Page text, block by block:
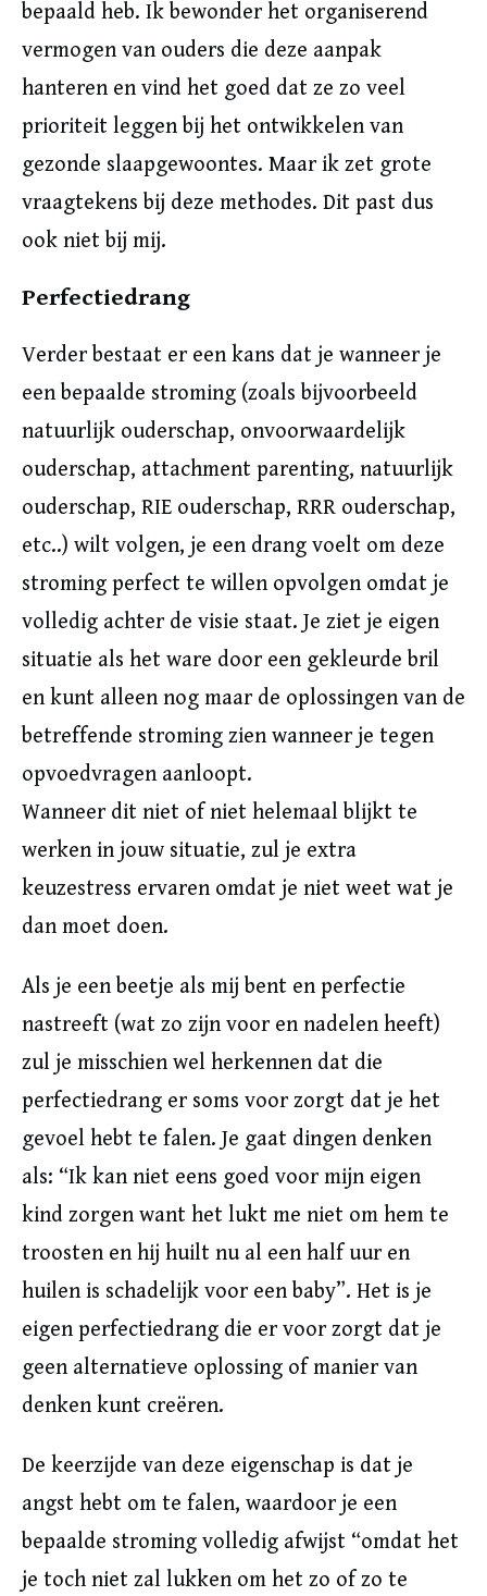
bepaald heb. Ik bewonder het organiserend
vermogen van ouders die deze aanpak
hanteren en vind het goed dat ze zo veel
prioriteit leggen bij het ontwikkelen van
gezonde slaapgewoontes. Maar ik zet grote
vraagtekens bij deze methodes. Dit past dus
ook niet bij mij.
Perfectiedrang
Verder bestaat er een kans dat je wanneer je
een bepaalde stroming (zoals bijvoorbeeld
natuurlijk ouderschap, onvoorwaardelijk
ouderschap, attachment parenting, natuurlijk
ouderschap, RIE ouderschap, RRR ouderschap,
etc..) wilt volgen, je een drang voelt om deze
stroming perfect te willen opvolgen omdat je
volledig achter de visie staat. Je ziet je eigen
situatie als het ware door een gekleurde bril
en kunt alleen nog maar de oplossingen van de
betreffende stroming zien wanneer je tegen
opvoedvragen aanloopt.
Wanneer dit niet of niet helemaal blijkt te
werken in jouw situatie, zul je extra
keuzestress ervaren omdat je niet weet wat je
dan moet doen.
Als je een beetje als mij bent en perfectie
nastreeft (wat zo zijn voor en nadelen heeft)
zul je misschien wel herkennen dat die
perfectiedrang er soms voor zorgt dat je het
gevoel hebt te falen. Je gaat dingen denken
als: “Ik kan niet eens goed voor mijn eigen
kind zorgen want het lukt me niet om hem te
troosten en hij huilt nu al een half uur en
huilen is schadelijk voor een baby”. Het is je
eigen perfectiedrang die er voor zorgt dat je
geen alternatieve oplossing of manier van
denken kunt creëren.
De keerzijde van deze eigenschap is dat je
angst hebt om te falen, waardoor je een
bepaalde stroming volledig afwijst “omdat het
je toch niet zal lukken om het zo of zo te